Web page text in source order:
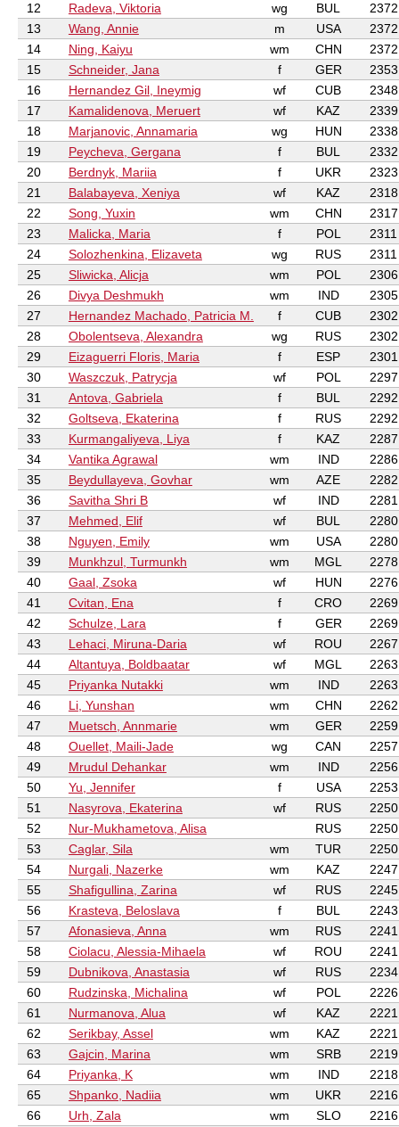
12
Radeva, Viktoria wg BUL
2372
13
Wang, Annie m USA
2372
14
Ning, Kaiyu wm CHN
2372
15
Schneider, Jana f GER
2353
16
Hernandez Gil, Ineymig wf CUB
2348
17
Kamalidenova, Meruert wf KAZ
2339
18
Marjanovic, Annamaria wg HUN
2338
19
Peycheva, Gergana f BUL
2332
20
Berdnyk, Mariia f UKR
2323
21
Balabayeva, Xeniya wf KAZ
2318
22
Song, Yuxin wm CHN
2317
23
Malicka, Maria f POL
2311
24
Solozhenkina, Elizaveta wg RUS
2311
25
Sliwicka, Alicja wm POL
2306
26
Divya Deshmukh wm IND
2305
27
Hernandez Machado, Patricia M. f CUB
2302
28
Obolentseva, Alexandra wg RUS
2302
29
Eizaguerri Floris, Maria f ESP
2301
30
Waszczuk, Patrycja wf POL
2297
31
Antova, Gabriela f BUL
2292
32
Goltseva, Ekaterina f RUS
2292
33
Kurmangaliyeva, Liya f KAZ
2287
34
Vantika Agrawal wm IND
2286
35
Beydullayeva, Govhar wm AZE
2282
36
Savitha Shri B wf IND
2281
37
Mehmed, Elif wf BUL
2280
38
Nguyen, Emily wm USA
2280
39
Munkhzul, Turmunkh wm MGL
2278
40
Gaal, Zsoka wf HUN
2276
41
Cvitan, Ena f CRO
2269
42
Schulze, Lara f GER
2269
43
Lehaci, Miruna-Daria wf ROU
2267
44
Altantuya, Boldbaatar wf MGL
2263
45
Priyanka Nutakki wm IND
2263
46
Li, Yunshan wm CHN
2262
47
Muetsch, Annmarie wm GER
2259
48
Ouellet, Maili-Jade wg CAN
2257
49
Mrudul Dehankar wm IND
2256
50
Yu, Jennifer f USA
2253
51
Nasyrova, Ekaterina wf RUS
2250
52
Nur-Mukhametova, Alisa RUS
2250
53
Caglar, Sila wm TUR
2250
54
Nurgali, Nazerke wm KAZ
2247
55
Shafigullina, Zarina wf RUS
2245
56
Krasteva, Beloslava f BUL
2243
57
Afonasieva, Anna wm RUS
2241
58
Ciolacu, Alessia-Mihaela wf ROU
2241
59
Dubnikova, Anastasia wf RUS
2234
60
Rudzinska, Michalina wf POL
2226
61
Nurmanova, Alua wf KAZ
2221
62
Serikbay, Assel wm KAZ
2221
63
Gajcin, Marina wm SRB
2219
64
Priyanka, K wm IND
2218
65
Shpanko, Nadiia wm UKR
2216
66
Urh, Zala wm SLO 2216